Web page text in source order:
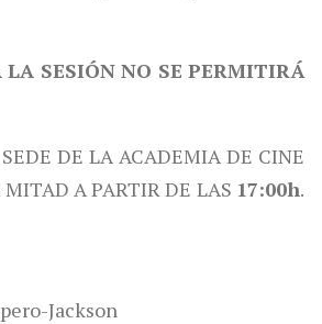
SESIÓN NO SE PERMITIRÁ
DE LA ACADEMIA DE CINE
A PARTIR DE LAS 17:00h.
Jackson